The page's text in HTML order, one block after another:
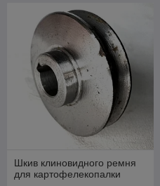
Шкив клиновидного ремня
для картофелекопалки